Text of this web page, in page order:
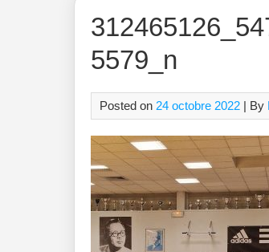
5579_n
Posted on 24 octobre 2022 | By